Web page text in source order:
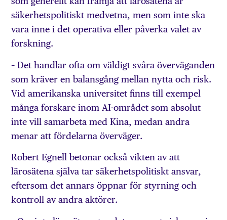
säkerhetspolitiskt medvetna, men som inte ska
vara inne i det operativa eller påverka valet av
forskning.
– Det handlar ofta om väldigt svåra överväganden
som kräver en balansgång mellan nytta och risk.
Vid amerikanska universitet finns till exempel
många forskare inom AI-området som absolut
inte vill samarbeta med Kina, medan andra
menar att fördelarna överväger.
Robert Egnell betonar också vikten av att
lärosätena själva tar säkerhetspolitiskt ansvar,
eftersom det annars öppnar för styrning och
kontroll av andra aktörer.